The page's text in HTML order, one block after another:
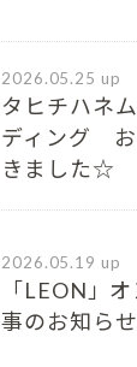
2026.05.25 up
タヒチハネ
ディング お
きました☆
2026.05.19 up
「LEON」
事のお知らせ